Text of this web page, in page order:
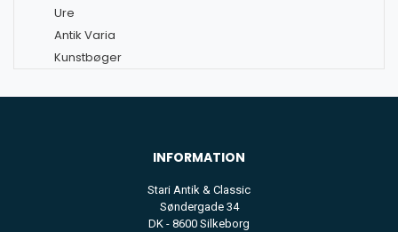
Ure
Antik Varia
Kunstbøger
INFORMATION
Stari Antik & Classic
Søndergade 34
DK - 8600 Silkeborg